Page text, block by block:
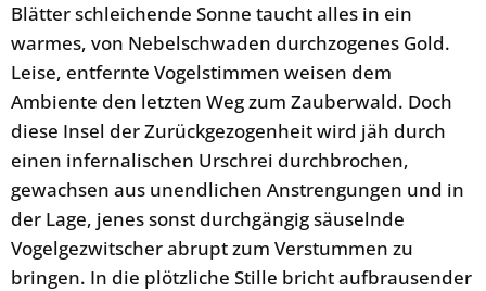
Blätter schleichende Sonne taucht alles in ein
warmes, von Nebelschwaden durchzogenes Gold.
Leise, entfernte Vogelstimmen weisen dem
Ambiente den letzten Weg zum Zauberwald. Doch
diese Insel der Zurückgezogenheit wird jäh durch
einen infernalischen Urschrei durchbrochen,
gewachsen aus unendlichen Anstrengungen und in
der Lage, jenes sonst durchgängig säuselnde
Vogelgezwitscher abrupt zum Verstummen zu
bringen. In die plötzliche Stille bricht aufbrausender